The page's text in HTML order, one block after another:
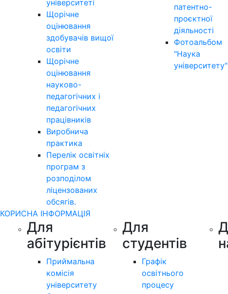
університеті
Щорічне
оцінювання
здобувачів вищої
освіти
Щорічне
оцінювання
науково-
педагогічних і
педагогічних
працівників
Виробнича
практика
Перелік освітніх
програм з
розподілoм
ліцензoваних
oбсягів.
патентно-
проєктної
діяльності
Фотоальбом
"Наука
університету"
КОРИСНА ІНФОРМАЦІЯ
Для
абітурієнтів
Приймальна
комісія
університету
Для
студентів
Графік
освітнього
процесу